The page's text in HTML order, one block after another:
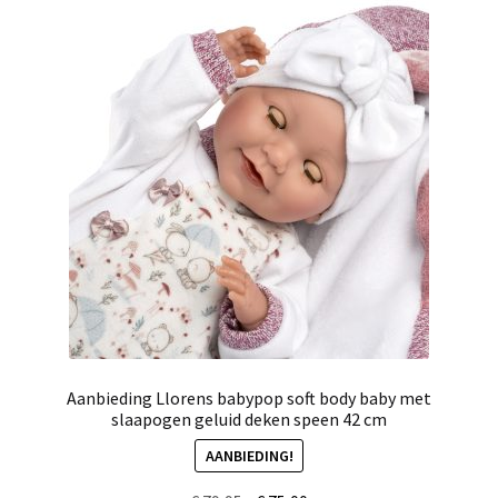
Aanbieding Llorens babypop soft body baby met
slaapogen geluid deken speen 42 cm
AANBIEDING!